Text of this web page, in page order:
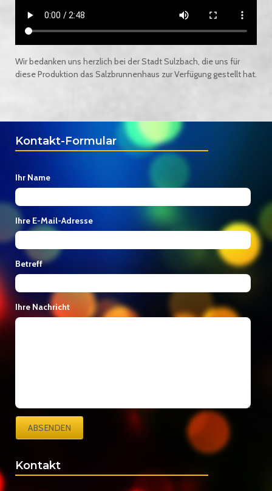
Wir bedanken uns herzlich bei der Stadt Sulzbach, die uns für
diese Produktion das Salzbrunnenhaus zur Verfügung gestellt hat.
Kontakt-Formular
Ihr Name
Ihre E-Mail-Adresse
Betreff
Ihre Nachricht
ABSENDEN
Kontakt